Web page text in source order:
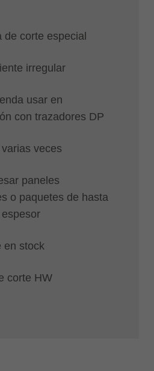
de corte especial
irregular
usar en
con trazadores DP
veces
paneles
o paquetes de hasta
en stock
corte HW